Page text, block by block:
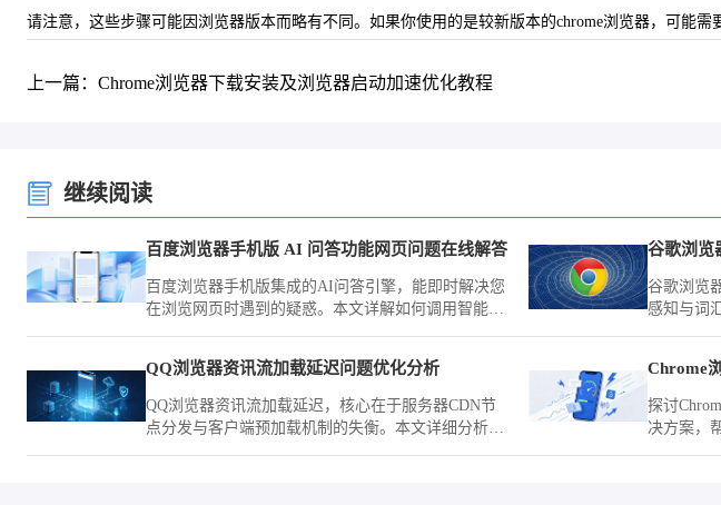
请注意，这些步骤可能因浏览器版本而略有不同。如果你使用的是较新版本的chrome浏览器，可能需
上一篇：Chrome浏览器下载安装及浏览器启动加速优化教程
继续阅读
百度浏览器手机版 AI 问答功能网页问题在线解答
百度浏览器手机版集成的AI问答引擎，能即时解决您
在浏览网页时遇到的疑惑。本文详解如何调用智能辅
谷歌浏览
谷歌浏览
感知与词
QQ浏览器资讯流加载延迟问题优化分析
QQ浏览器资讯流加载延迟，核心在于服务器CDN节
点分发与客户端预加载机制的失衡。本文详细分析了
Chrome
探讨
决方案，